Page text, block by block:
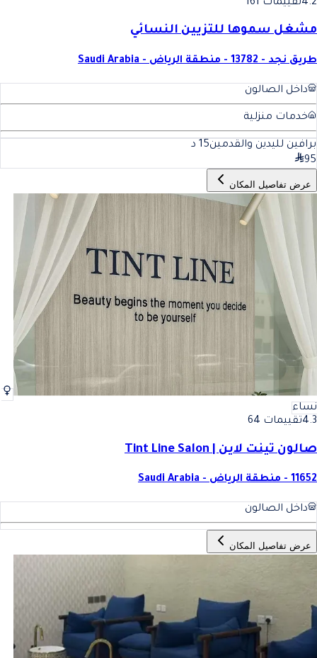
4.2تقييمات 161
مشغل سموها للتزيين النسائي
طريق نجد - 13782 - منطقة الرياض - Saudi Arabia
داخل الصالون
خدمات منزلية
برافين لليدين والقدمين15 د
95
عرض تفاصيل المكان
نساء
4.3تقييمات 64
صالون تينت لاين | Tint Line Salon
11652 - منطقة الرياض - Saudi Arabia
داخل الصالون
عرض تفاصيل المكان